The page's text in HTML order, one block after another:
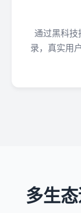
通过黑科技
录，真实用
多生